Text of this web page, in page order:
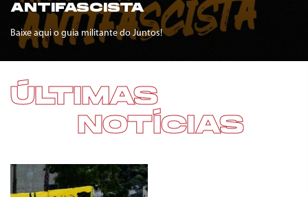
ANTIFASCISTA
Baixe aqui o guia militante do Juntos!
ÚLTIMAS
NOTÍCIAS